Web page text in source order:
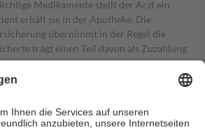
Medikamente stellt der Arzt ein
erhält sie in der Apotheke. Die
übernimmt in der Regel die
trägt einen Teil davon als Zuzahlung
Zuzahlungen in Höhe von zehn
Es sind jedoch nie mehr als die tatsächlichen
entrichten.